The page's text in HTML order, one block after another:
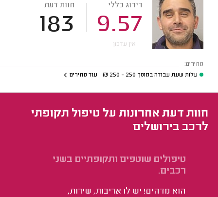
דירוג כללי
9.57
חוות דעת
183
אין עדכון
מחירים:
עלות שעת עבודה במוסך 250 - 250
₪ עוד מחירים
חוות דעת אחרונות על טיפול תקופתי
לרכב בירושלים
טיפולים שוטפים ותקופתיים בשני
רכבים.
הוא מדהים! יש לו אדיבות, שירות,